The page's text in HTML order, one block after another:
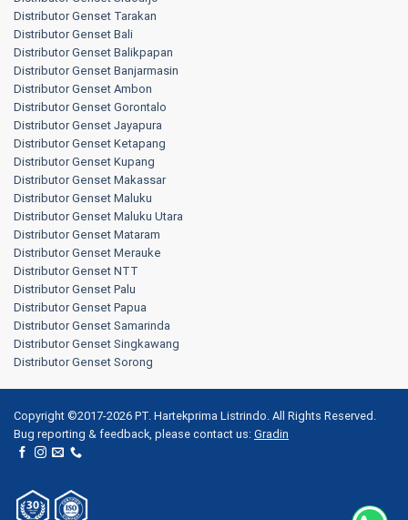
Distributor Genset Tarakan
Distributor Genset Bali
Distributor Genset Balikpapan
Distributor Genset Banjarmasin
Distributor Genset Ambon
Distributor Genset Gorontalo
Distributor Genset Jayapura
Distributor Genset Ketapang
Distributor Genset Kupang
Distributor Genset Makassar
Distributor Genset Maluku
Distributor Genset Maluku Utara
Distributor Genset Mataram
Distributor Genset Merauke
Distributor Genset NTT
Distributor Genset Palu
Distributor Genset Papua
Distributor Genset Samarinda
Distributor Genset Singkawang
Distributor Genset Sorong
Copyright ©2017-2026 PT. Hartekprima Listrindo. All Rights Reserved.
Bug reporting & feedback, please contact us: Gradin